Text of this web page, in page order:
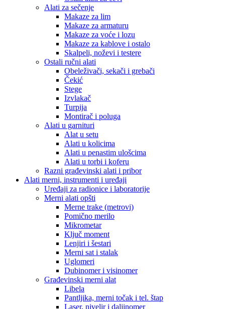
Alati za sečenje
Makaze za lim
Makaze za armaturu
Makaze za voće i lozu
Makaze za kablove i ostalo
Skalpeli, noževi i testere
Ostali ručni alati
Obeleživači, sekači i grebači
Čekić
Stege
Izvlakač
Turpija
Montirač i poluga
Alati u garnituri
Alat u setu
Alati u kolicima
Alati u penastim ulošcima
Alati u torbi i koferu
Razni građevinski alati i pribor
Alati merni, instrumenti i uređaji
Uređaji za radionice i laboratorije
Merni alati opšti
Merne trake (metrovi)
Pomično merilo
Mikrometar
Ključ moment
Lenjiri i šestari
Merni sat i stalak
Uglomeri
Dubinomer i visinomer
Građevinski merni alat
Libela
Pantljika, merni točak i tel. štap
Laser, nivelir i daljinomer